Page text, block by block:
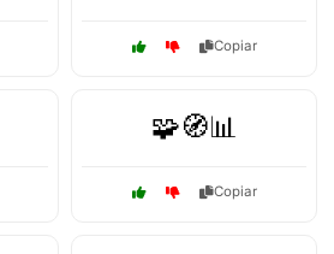
Copiar
🧩🧭📊
Copiar